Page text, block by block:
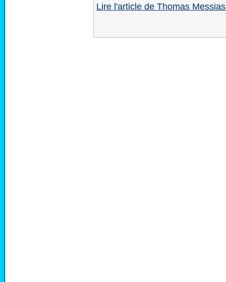
Lire l'article de Thomas